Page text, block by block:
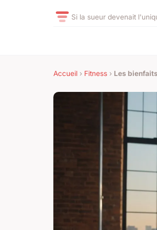
Si la sueur devenait
Accueil › Fitness › Les